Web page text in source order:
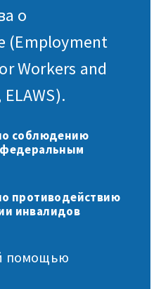
о
(Employment
Workers and
соблюдению
противодействию
инвалидов
помощью